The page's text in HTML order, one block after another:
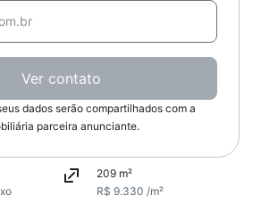
Ver contato
dados serão compartilhados com a
parceira anunciante.
209 m²
R$ 9.330 /m²